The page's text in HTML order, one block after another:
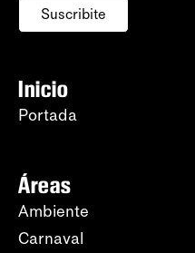
Suscribite
Inicio
Portada
Áreas
Ambiente
Carnaval